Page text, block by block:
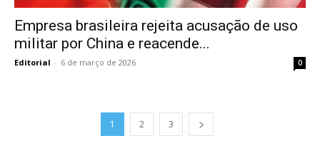
Empresa brasileira rejeita acusação de uso
militar por China e reacende...
Editorial - 6 de março de 2026 0
1 2 3